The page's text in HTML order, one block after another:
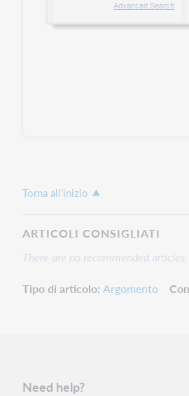
Torna all'inizio
ARTICOLI CONSIGLIATI
There are no recommended articles.
Tipo di articolo Argomento
Need help?